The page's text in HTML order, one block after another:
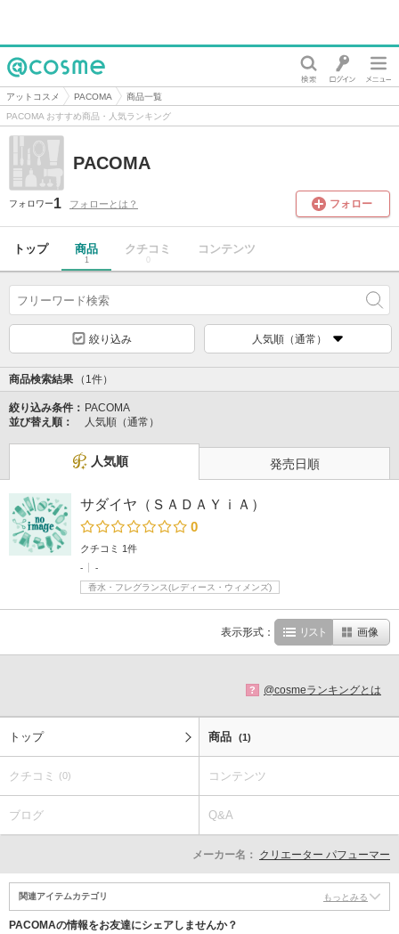
@cosme
アットコスメ PACOMA
商品一覧
PACOMA おすすめ商品・人気ランキング
PACOMA
フォロワー1 フォローとは？ フォロー
トップ 商品
1
クチコミ
0
コンテンツ
絞り込み 人気順（通常）
商品検索結果 （1件）
絞り込み条件： PACOMA
並び替え順：
人気順（通常）
人気順 発売日順
サダイヤ（ＳＡＤＡＹｉＡ）
0
クチコミ 1件
-
-
香水・フレグランス(レディース・ウィメンズ)
表示形式： リスト 画像
? @cosmeランキングとは
トップ 商品 (1)
クチコミ (0) コンテンツ
ブログ Q&A
メーカー名： クリエーター パフューマー
関連アイテムカテゴリ もっとみる
PACOMAの情報をお友達にシェアしませんか？